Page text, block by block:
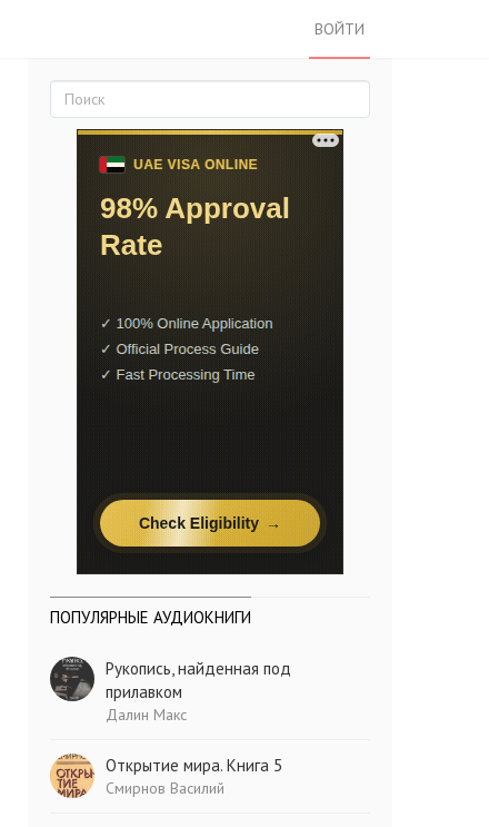
ВОЙТИ
ПОПУЛЯРНЫЕ АУДИОКНИГИ
Рукопись, найденная под
прилавком
Далин Макс
Открытие мира. Книга 5
Смирнов Василий